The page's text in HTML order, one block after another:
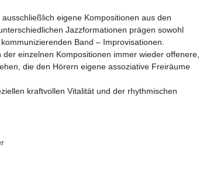
eigene Kompositionen aus den
Jazzformationen prägen sowohl
Band – Improvisationen.
einzelnen Kompositionen immer wieder offenere,
die den Hörern eigene assoziative Freiräume
kraftvollen Vitalität und der rhythmischen